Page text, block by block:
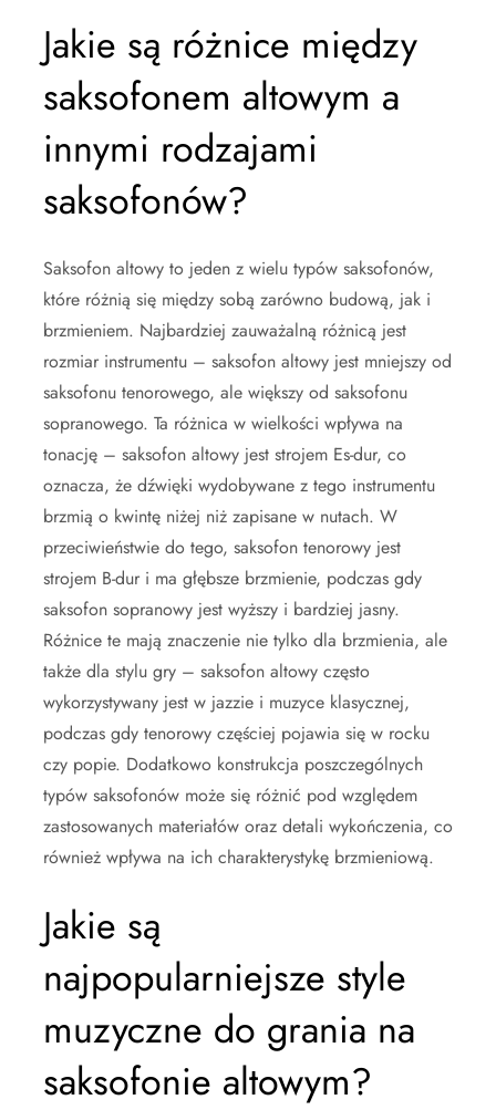
Jakie są różnice między
saksofonem altowym a
innymi rodzajami
saksofonów?
Saksofon altowy to jeden z wielu typów saksofonów,
które różnią się między sobą zarówno budową, jak i
brzmieniem. Najbardziej zauważalną różnicą jest
rozmiar instrumentu – saksofon altowy jest mniejszy od
saksofonu tenorowego, ale większy od saksofonu
sopranowego. Ta różnica w wielkości wpływa na
tonację – saksofon altowy jest strojem Es-dur, co
oznacza, że dźwięki wydobywane z tego instrumentu
brzmią o kwintę niżej niż zapisane w nutach. W
przeciwieństwie do tego, saksofon tenorowy jest
strojem B-dur i ma głębsze brzmienie, podczas gdy
saksofon sopranowy jest wyższy i bardziej jasny.
Różnice te mają znaczenie nie tylko dla brzmienia, ale
także dla stylu gry – saksofon altowy często
wykorzystywany jest w jazzie i muzyce klasycznej,
podczas gdy tenorowy częściej pojawia się w rocku
czy popie. Dodatkowo konstrukcja poszczególnych
typów saksofonów może się różnić pod względem
zastosowanych materiałów oraz detali wykończenia, co
również wpływa na ich charakterystykę brzmieniową.
Jakie są
najpopularniejsze style
muzyczne do grania na
saksofonie altowym?